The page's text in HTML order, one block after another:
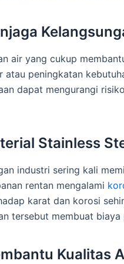
air yang cukup
atau peningkatan
dapat mengurangi
Stainless
industri sering kali
rentan mengalami
karat dan korosi
tersebut membuat
Kualitas